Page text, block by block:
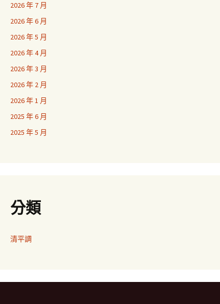
2026 年 7 月
2026 年 6 月
2026 年 5 月
2026 年 4 月
2026 年 3 月
2026 年 2 月
2026 年 1 月
2025 年 6 月
2025 年 5 月
分類
清平調